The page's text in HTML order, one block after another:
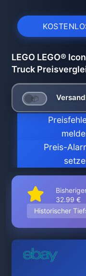
LEGO LEGO®
Truck
Preis-
32.99 €
Historischer